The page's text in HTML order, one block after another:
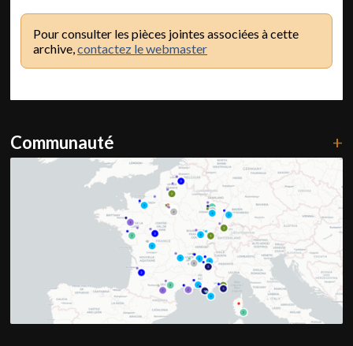
Pour consulter les pièces jointes associées à cette
archive,contactez le webmaster
Communauté +